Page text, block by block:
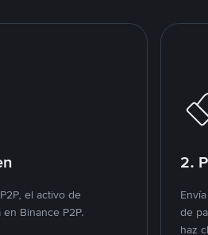
el activo de
Binance P2P.
2.
de
haz